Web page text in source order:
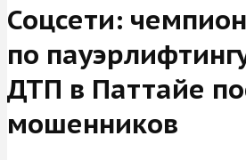
Соцсети:
по
ДТП в Паттайе
мошенников